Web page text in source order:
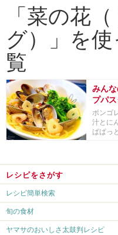
「菜の花
グ）」を
覧
みん
プパス
ボンゴ
汁とに
ぱぱっ
レシピをさがす
レシピ簡単検索
旬の食材
ヤマサのおいしさ太鼓判レシピ